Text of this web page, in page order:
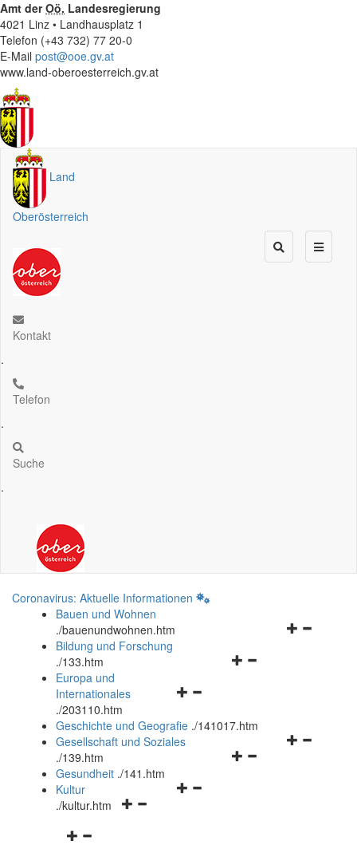
Amt derOö. Landesregierung
4021 Linz • Landhausplatz 1
Telefon (+43 732) 77 20-0
E-Mail post@ooe.gv.at
www.land-oberoesterreich.gv.at
Land
Oberösterreich
Kontakt
.
Telefon
.
Suche
.
Coronavirus: Aktuelle Informationen
Bauen und Wohnen
./bauenundwohnen.htm
Navigationsmenü
Bildung und Forschung
./133.htm
Navigationsmenü
und
schließen
Europa und
Internationales
./203110.htm
Geschichte und Geografie ./141017.htm
Navigationsmenü
Gesellschaft und Soziales
./139.htm
Navigationsmenü
Gesundheit ./141.htm
Navigationsmenü
Kultur
./kultur.htm
Navigationsmenü